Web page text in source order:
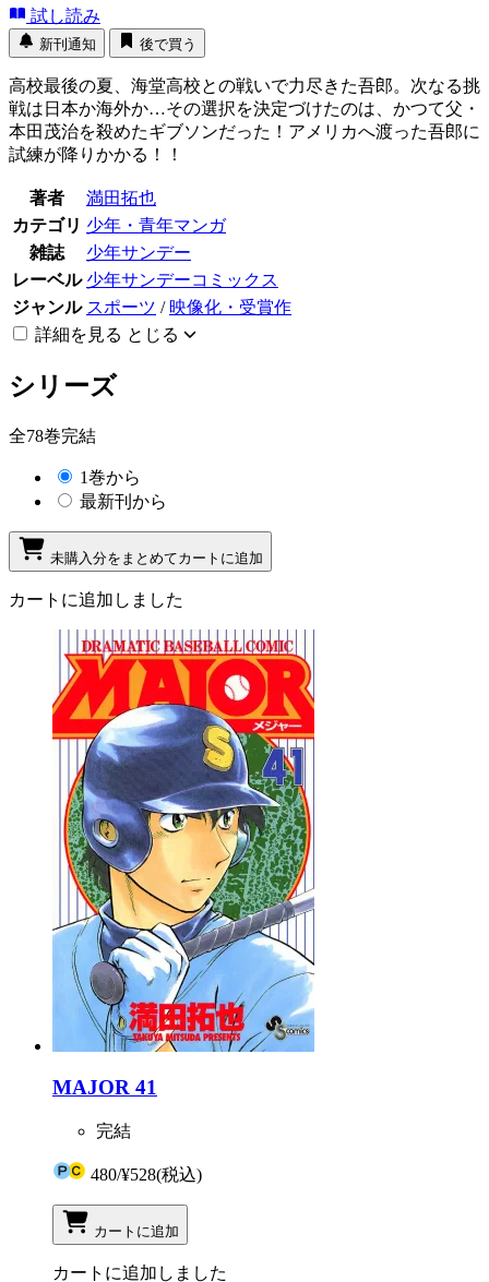
試し読み
新刊通知 後で買う
高校最後の夏、海堂高校との戦いで力尽きた吾郎。次なる挑
戦は日本か海外か…その選択を決定づけたのは、かつて父・
本田茂治を殺めたギブソンだった！アメリカへ渡った吾郎に
試練が降りかかる！！
著者
満田拓也
カテゴリ 少年・青年マンガ
雑誌
少年サンデー
レーベル 少年サンデーコミックス
ジャンル スポーツ / 映像化・受賞作
詳細を見る とじる
シリーズ
全78巻完結
1巻から
最新刊から
未購入分をまとめてカートに追加
カートに追加しました
MAJOR 41
完結
480/¥528(税込)
カートに追加
カートに追加しました